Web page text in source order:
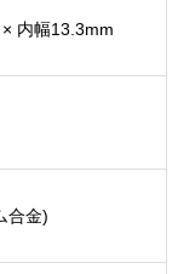
内幅13.3mm
合金)